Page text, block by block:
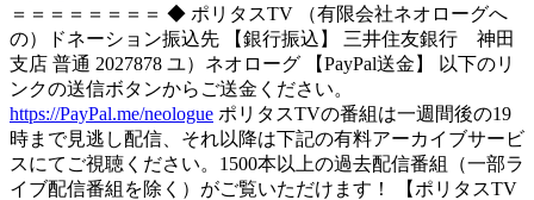
＝＝＝＝＝＝＝＝ ◆ ポリタスTV （有限会社ネオローグへ
の）ドネーション振込先 【銀行振込】 三井住友銀行 神田
支店 普通 2027878 ユ）ネオローグ 【PayPal送金】 以下のリ
ンクの送信ボタンからご送金ください。
https://PayPal.me/neologue ポリタスTVの番組は一週間後の19
時まで見逃し配信、それ以降は下記の有料アーカイブサービ
スにてご視聴ください。1500本以上の過去配信番組（一部ラ
イブ配信番組を除く）がご覧いただけます！ 【ポリタスTV